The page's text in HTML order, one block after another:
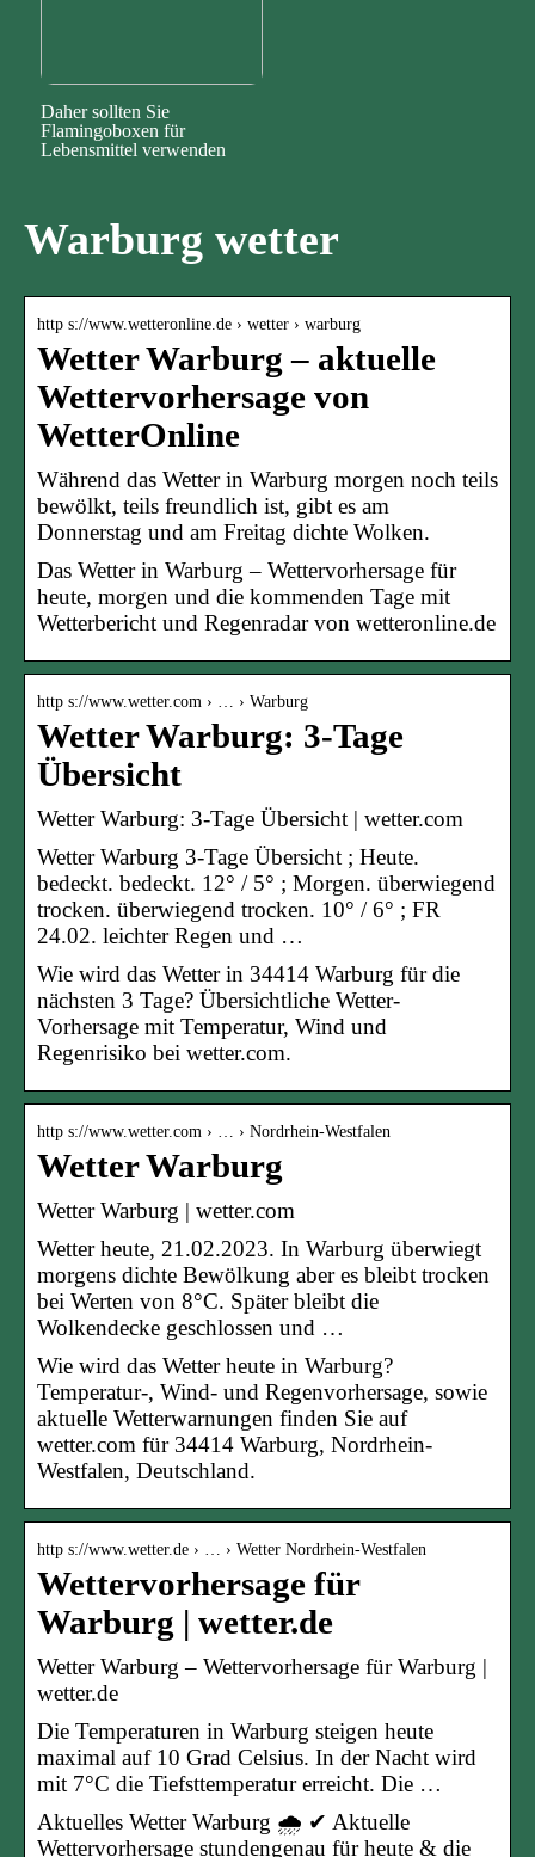
Daher sollten Sie
Flamingoboxen für
Lebensmittel verwenden
Warburg wetter
http s://www.wetteronline.de › wetter › warburg
Wetter Warburg – aktuelle
Wettervorhersage von
WetterOnline
Während das Wetter in Warburg morgen noch teils
bewölkt, teils freundlich ist, gibt es am
Donnerstag und am Freitag dichte Wolken.
Das Wetter in Warburg – Wettervorhersage für
heute, morgen und die kommenden Tage mit
Wetterbericht und Regenradar von wetteronline.de
http s://www.wetter.com › … › Warburg
Wetter Warburg: 3-Tage
Übersicht
Wetter Warburg: 3-Tage Übersicht | wetter.com
Wetter Warburg 3-Tage Übersicht ; Heute.
bedeckt. bedeckt. 12° / 5° ; Morgen. überwiegend
trocken. überwiegend trocken. 10° / 6° ; FR
24.02. leichter Regen und …
Wie wird das Wetter in 34414 Warburg für die
nächsten 3 Tage? Übersichtliche Wetter-
Vorhersage mit Temperatur, Wind und
Regenrisiko bei wetter.com.
http s://www.wetter.com › … › Nordrhein-Westfalen
Wetter Warburg
Wetter Warburg | wetter.com
Wetter heute, 21.02.2023. In Warburg überwiegt
morgens dichte Bewölkung aber es bleibt trocken
bei Werten von 8°C. Später bleibt die
Wolkendecke geschlossen und …
Wie wird das Wetter heute in Warburg?
Temperatur-, Wind- und Regenvorhersage, sowie
aktuelle Wetterwarnungen finden Sie auf
wetter.com für 34414 Warburg, Nordrhein-
Westfalen, Deutschland.
http s://www.wetter.de › … › Wetter Nordrhein-Westfalen
Wettervorhersage für
Warburg | wetter.de
Wetter Warburg – Wettervorhersage für Warburg |
wetter.de
Die Temperaturen in Warburg steigen heute
maximal auf 10 Grad Celsius. In der Nacht wird
mit 7°C die Tiefsttemperatur erreicht. Die …
Aktuelles Wetter Warburg 🌧️ ✔ Aktuelle
Wettervorhersage stundengenau für heute & die